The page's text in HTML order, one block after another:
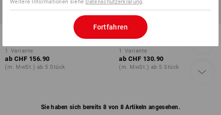
1 Variante
ab CHF 156.90
(m. MwSt.) ab 5 Stück
Komfort-Matte Willkommen
1 Variante
ab CHF 130.90
(m. MwSt.) ab 5 Stück
Sie haben sich bereits 8 von 8 Artikeln angesehen.
Weitere Informationen siehe Datenschutzerklärung
Fortfahren